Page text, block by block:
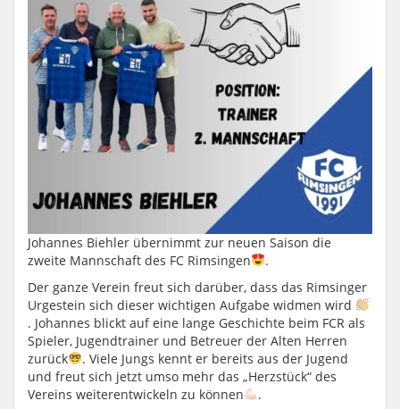
Johannes Biehler übernimmt zur neuen Saison die
zweite Mannschaft des FC Rimsingen
.
Der ganze Verein freut sich darüber, dass das Rimsinger
Urgestein sich dieser wichtigen Aufgabe widmen wird
. Johannes blickt auf eine lange Geschichte beim FCR als
Spieler, Jugendtrainer und Betreuer der Alten Herren
zurück
. Viele Jungs kennt er bereits aus der Jugend
und freut sich jetzt umso mehr das „Herzstück“ des
Vereins weiterentwickeln zu können
.